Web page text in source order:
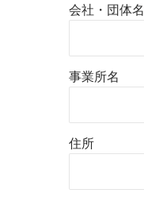
会社・団体名
事業所名
住所